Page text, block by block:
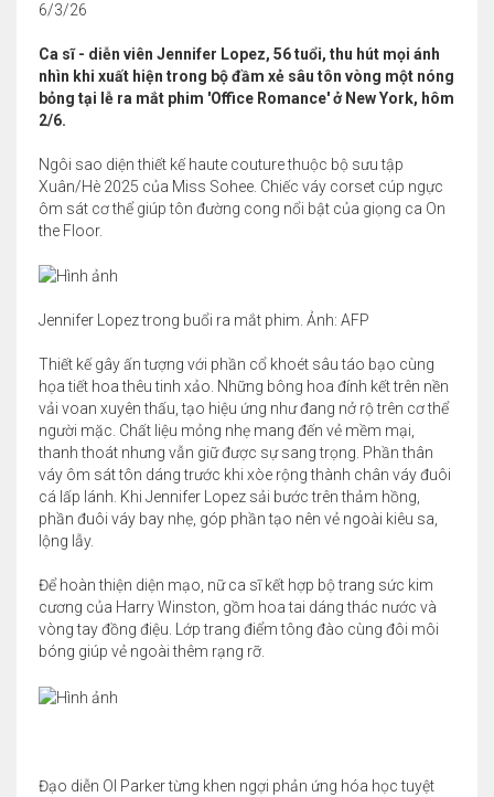
6/3/26
Ca sĩ - diễn viên Jennifer Lopez, 56 tuổi, thu hút mọi ánh
nhìn khi xuất hiện trong bộ đầm xẻ sâu tôn vòng một nóng
bỏng tại lễ ra mắt phim 'Office Romance' ở New York, hôm
2/6.
Ngôi sao diện thiết kế haute couture thuộc bộ sưu tập
Xuân/Hè 2025 của Miss Sohee. Chiếc váy corset cúp ngực
ôm sát cơ thể giúp tôn đường cong nổi bật của giọng ca On
the Floor.
Jennifer Lopez trong buổi ra mắt phim. Ảnh: AFP
Thiết kế gây ấn tượng với phần cổ khoét sâu táo bạo cùng
họa tiết hoa thêu tinh xảo. Những bông hoa đính kết trên nền
vải voan xuyên thấu, tạo hiệu ứng như đang nở rộ trên cơ thể
người mặc. Chất liệu mỏng nhẹ mang đến vẻ mềm mại,
thanh thoát nhưng vẫn giữ được sự sang trọng. Phần thân
váy ôm sát tôn dáng trước khi xòe rộng thành chân váy đuôi
cá lấp lánh. Khi Jennifer Lopez sải bước trên thảm hồng,
phần đuôi váy bay nhẹ, góp phần tạo nên vẻ ngoài kiêu sa,
lộng lẫy.
Để hoàn thiện diện mạo, nữ ca sĩ kết hợp bộ trang sức kim
cương của Harry Winston, gồm hoa tai dáng thác nước và
vòng tay đồng điệu. Lớp trang điểm tông đào cùng đôi môi
bóng giúp vẻ ngoài thêm rạng rỡ.
Đạo diễn Ol Parker từng khen ngợi phản ứng hóa học tuyệt